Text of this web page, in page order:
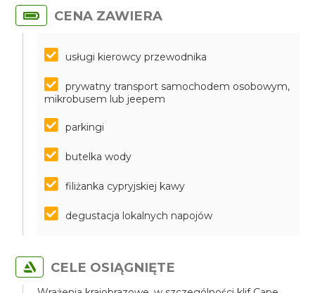
CENA ZAWIERA
usługi kierowcy przewodnika
prywatny transport samochodem osobowym,
mikrobusem lub jeepem
parkingi
butelka wody
filiżanka cypryjskiej kawy
degustacja lokalnych napojów
CELE OSIĄGNIĘTE